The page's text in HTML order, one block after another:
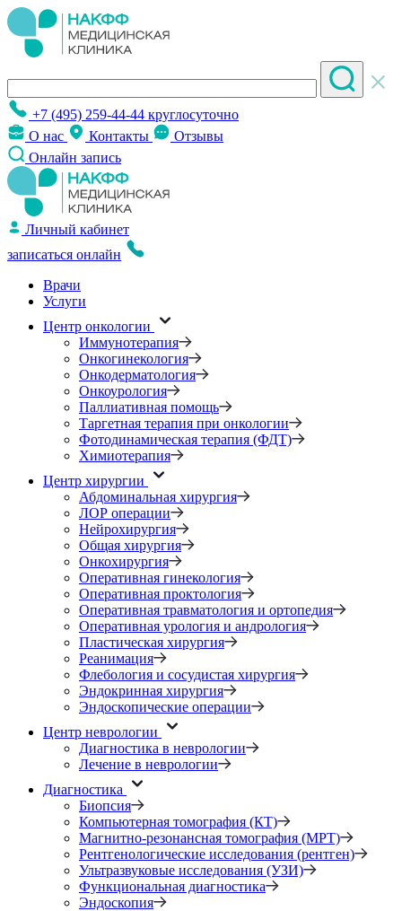
+7 (495) 259-44-44 круглосуточно
О нас
Контакты
Отзывы
Онлайн запись
Личный кабинет
записаться онлайн
Врачи
Услуги
Центр онкологии
Иммунотерапия
Онкогинекология
Онкодерматология
Онкоурология
Паллиативная помощь
Таргетная терапия при онкологии
Фотодинамическая терапия (ФДТ)
Химиотерапия
Центр хирургии
Абдоминальная хирургия
ЛОР операции
Нейрохирургия
Общая хирургия
Онкохирургия
Оперативная гинекология
Оперативная проктология
Оперативная травматология и ортопедия
Оперативная урология и андрология
Пластическая хирургия
Реанимация
Флебология и сосудистая хирургия
Эндокринная хирургия
Эндоскопические операции
Центр неврологии
Диагностика в неврологии
Лечение в неврологии
Диагностика
Биопсия
Компьютерная томография (КТ)
Магнитно-резонансная томография (МРТ)
Рентгенологические исследования (рентген)
Ультразвуковые исследования (УЗИ)
Функциональная диагностика
Эндоскопия